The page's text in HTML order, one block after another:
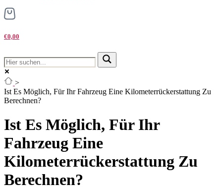
€0,00
>
Ist Es Möglich, Für Ihr Fahrzeug Eine Kilometerrückerstattung Zu
Berechnen?
Ist Es Möglich, Für Ihr
Fahrzeug Eine
Kilometerrückerstattung Zu
Berechnen?